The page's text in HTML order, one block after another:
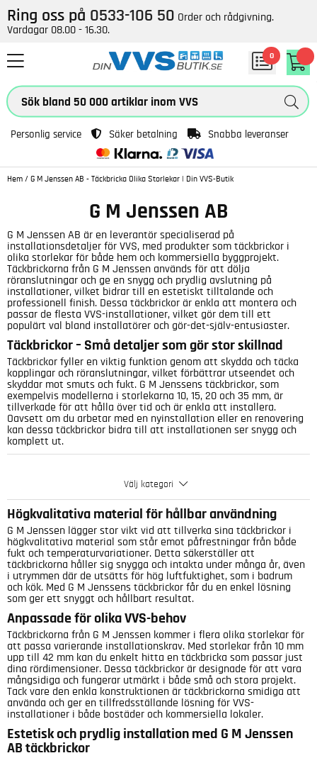
Ring oss på 0533-106 50 Order och rådgivning.
Vardagar 08.00 - 16.30.
0
Personlig service Säker betalning Snabba leveranser
Hem / G M Jenssen AB - Täckbricka Olika Storlekar | Din VVS-Butik
G M Jenssen AB
G M Jenssen AB är en leverantör specialiserad på
installationsdetaljer för VVS, med produkter som täckbrickor i
olika storlekar för både hem och kommersiella byggprojekt.
Täckbrickorna från G M Jenssen används för att dölja
röranslutningar och ge en snygg och prydlig avslutning på
installationer, vilket bidrar till en estetiskt tilltalande och
professionell finish. Dessa täckbrickor är enkla att montera och
passar de flesta VVS-installationer, vilket gör dem till ett
populärt val bland installatörer och gör-det-själv-entusiaster.
Täckbrickor – Små detaljer som gör stor skillnad
Täckbrickor fyller en viktig funktion genom att skydda och täcka
kopplingar och röranslutningar, vilket förbättrar utseendet och
skyddar mot smuts och fukt. G M Jenssens täckbrickor, som
exempelvis modellerna i storlekarna 10, 15, 20 och 35 mm, är
tillverkade för att hålla över tid och är enkla att installera.
Oavsett om du arbetar med en nyinstallation eller en renovering
kan dessa täckbrickor bidra till att installationen ser snygg och
komplett ut.
Välj kategori
Högkvalitativa material för hållbar användning
G M Jenssen lägger stor vikt vid att tillverka sina täckbrickor i
högkvalitativa material som står emot påfrestningar från både
fukt och temperaturvariationer. Detta säkerställer att
täckbrickorna håller sig snygga och intakta under många år, även
i utrymmen där de utsätts för hög luftfuktighet, som i badrum
och kök. Med G M Jenssens täckbrickor får du en enkel lösning
som ger ett snyggt och hållbart resultat.
Anpassade för olika VVS-behov
Täckbrickorna från G M Jenssen kommer i flera olika storlekar för
att passa varierande installationskrav. Med storlekar från 10 mm
upp till 42 mm kan du enkelt hitta en täckbricka som passar just
dina rördimensioner. Dessa täckbrickor är designade för att vara
mångsidiga och fungerar utmärkt i både små och stora projekt.
Tack vare den enkla konstruktionen är täckbrickorna smidiga att
använda och ger en tillfredsställande lösning för VVS-
installationer i både bostäder och kommersiella lokaler.
Estetisk och prydlig installation med G M Jenssen
AB täckbrickor